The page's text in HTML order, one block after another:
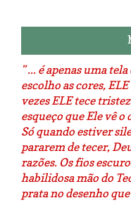
" ... é apenas uma
escolho as cores,
vezes ELE tece
esqueço que Ele vê o
Só quando estiver
pararem de tecer,
razões. Os fios
habilidosa mão do
prata no desenho